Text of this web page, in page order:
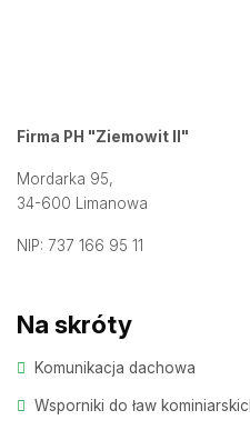
Firma PH "Ziemowit II"
Mordarka 95,
34-600 Limanowa
NIP: 737 166 95 11
Na skróty
Komunikacja dachowa
Wsporniki do ław